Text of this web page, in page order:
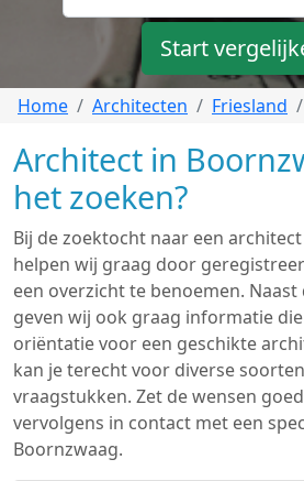
Start
Home Architecten Friesland
Architect in
het zoeken?
Bij de zoektocht naar een
helpen wij graag door
een overzicht te benoemen.
geven wij ook graag informatie
oriëntatie voor een geschikte
kan je terecht voor diverse
vraagstukken. Zet de wensen
vervolgens in contact met een
Boornzwaag.